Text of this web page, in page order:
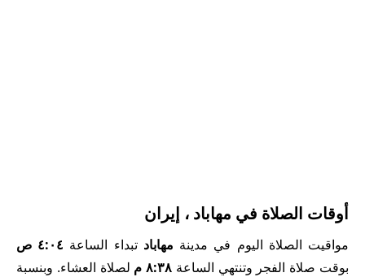
أوقات الصلاة في مهاباد ، إيران
مواقيت الصلاة اليوم في مدينة مهاباد تبداء الساعة ٤:٠٤ ص
بوقت صلاة الفجر وتنتهي الساعة ٨:٣٨ م
لصلاة العشاء. وبنسبة